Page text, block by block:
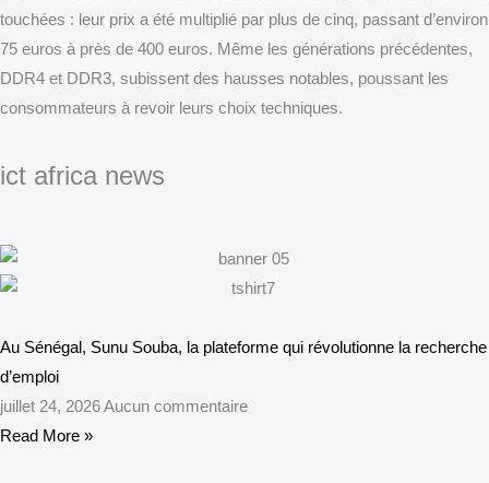
touchées : leur prix a été multiplié par plus de cinq, passant d’environ
75 euros à près de 400 euros. Même les générations précédentes,
DDR4 et DDR3, subissent des hausses notables, poussant les
consommateurs à revoir leurs choix techniques.
ict africa news
Au Sénégal, Sunu Souba, la plateforme qui révolutionne la recherche
d’emploi
juillet 24, 2026Aucun commentaire
Read More »